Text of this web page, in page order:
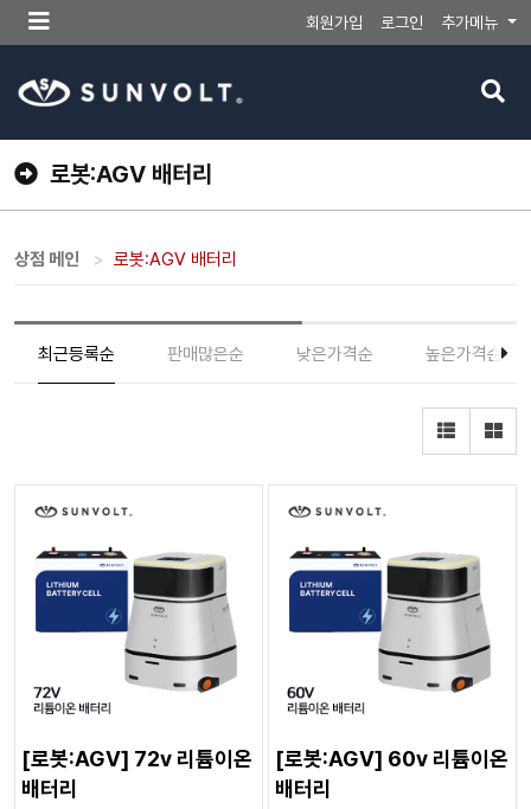
메
뉴
튼
회원가입 로그인 추가메뉴
검
버
로봇:AGV 배터리
상점 메인 로봇:AGV 배터리
최근등록순 판매많은순 낮은가격순 높은가격순
[로봇:AGV] 72v 리튬이온
배터리
[로봇:AGV] 60v 리튬이온
배터리